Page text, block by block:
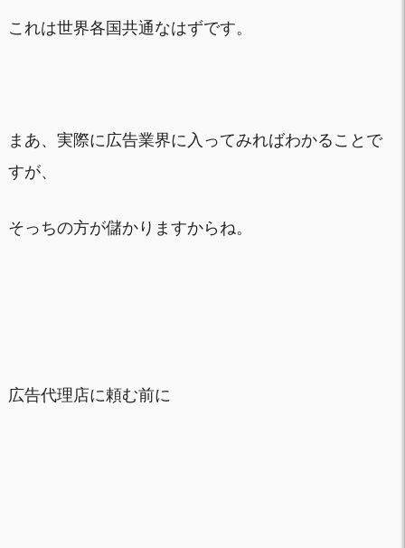
これは世界各国共通なはずです。
まあ、実際に広告業界に入ってみればわかることで
すが、
そっちの方が儲かりますからね。
広告代理店に頼む前に